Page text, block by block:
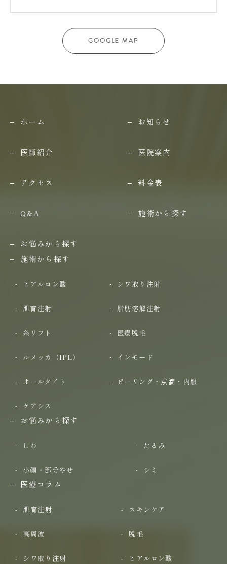
GOOGLE MAP
ホーム お知らせ
医師紹介 医院案内
アクセス 料金表
Q&A 施術から探す
お悩みから探す
施術から探す
ヒアルロン酸 シワ取り注射
肌育注射 脂肪溶解注射
糸リフト 医療脱毛
ルメッカ（IPL） インモード
オールタイト ピーリング・点滴・内服
ケアシス
お悩みから探す
しわ たるみ
小顔・部分やせ シミ
医療コラム
肌育注射 スキンケア
高周波 脱毛
シワ取り注射 ヒアルロン酸